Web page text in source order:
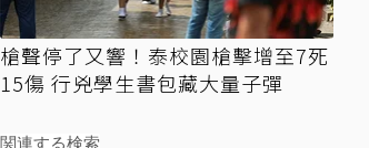
槍聲停了又響！泰校園槍擊增至7死
15傷 行兇學生書包藏大量子彈